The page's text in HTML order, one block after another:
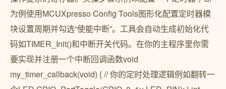
为例使用MCUXpresso Config Tools图形化配置定时器模
块设置周期并勾选“使能中断”。工具会自动生成初始化代
码如TIMER_Init()和中断开关代码。在你的主程序里你需
要实现并注册一个中断回调函数void
my_timer_callback(void) { // 你的定时处理逻辑例如翻转一